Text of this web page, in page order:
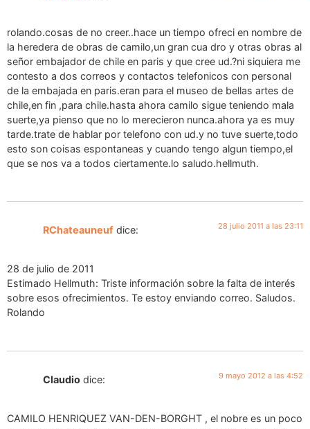
rolando.cosas de no creer..hace un tiempo ofreci en nombre de
la heredera de obras de camilo,un gran cua dro y otras obras al
señor embajador de chile en paris y que cree ud.?ni siquiera me
contesto a dos correos y contactos telefonicos con personal
de la embajada en paris.eran para el museo de bellas artes de
chile,en fin ,para chile.hasta ahora camilo sigue teniendo mala
suerte,ya pienso que no lo merecieron nunca.ahora ya es muy
tarde.trate de hablar por telefono con ud.y no tuve suerte,todo
esto son coisas espontaneas y cuando tengo algun tiempo,el
que se nos va a todos ciertamente.lo saludo.hellmuth.
RChateauneuf dice: 28 julio 2011 a las 23:11
28 de julio de 2011
Estimado Hellmuth: Triste información sobre la falta de interés
sobre esos ofrecimientos. Te estoy enviando correo. Saludos.
Rolando
Claudio dice: 9 mayo 2012 a las 4:52
CAMILO HENRIQUEZ VAN-DEN-BORGHT , el nobre es un poco